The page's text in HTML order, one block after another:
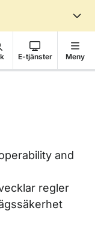
E-tjänster Meny
and
regler